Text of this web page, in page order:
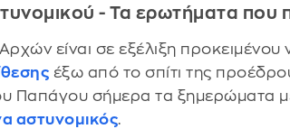
- Τα ερωτήματα που
είναι σε εξέλιξη προκειμένου
έξω από το σπίτι της
Παπάγου σήμερα τα ξημερώματα
αστυνομικός.